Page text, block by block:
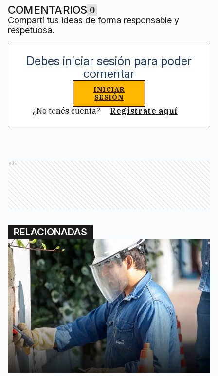
COMENTARIOS 0
Compartí tus ideas de forma responsable y
respetuosa.
Debes iniciar sesión para poder
comentar
INICIAR
SESIÓN
¿No tenés cuenta? Registrate aquí
Ads
RELACIONADAS